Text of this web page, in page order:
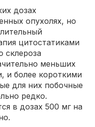
дозах
опухолях, но
цитостатиками
склероза
меньших
и более короткими
для них побочные
редко.
в дозах 500 мг на